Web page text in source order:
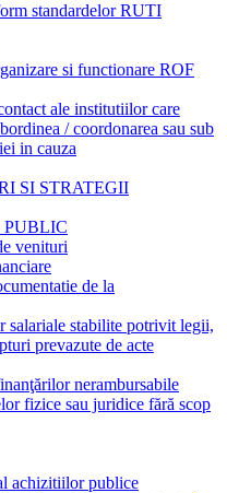
standardelor RUTI
si functionare ROF
ale institutiilor care
/ coordonarea sau sub
in cauza
SI STRATEGII
venituri
de la
salariale stabilite potrivit legii,
prevazute de acte
nerambursabile
fizice sau juridice fără scop
achizitiilor publice